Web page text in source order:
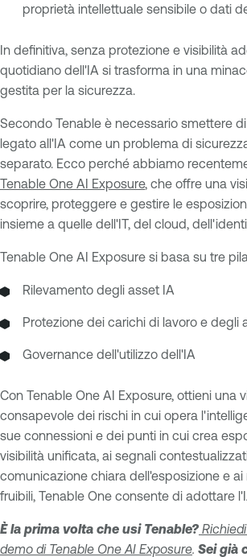
proprietà intellettuale sensibile o dati
In definitiva, senza protezione e visibilità
quotidiano dell'IA si trasforma in una
gestita per la sicurezza.
Secondo Tenable è necessario smettere
legato all'IA come un problema di
separato. Ecco perché abbiamo
Tenable One AI Exposure, che offre una
scoprire, proteggere e gestire le
insieme a quelle dell'IT, del cloud,
Tenable One AI Exposure si basa su tre
Rilevamento degli asset IA
Protezione dei carichi di lavoro e degli
Governance dell'utilizzo dell'IA
Con Tenable One AI Exposure, ottieni una
consapevole dei rischi in cui opera
sue connessioni e dei punti in cui crea
visibilità unificata, ai segnali
comunicazione chiara dell'esposizione e ai
fruibili, Tenable One consente di adottare
È la prima volta che usi Tenable?
demo di Tenable One AI Exposure. Sei già